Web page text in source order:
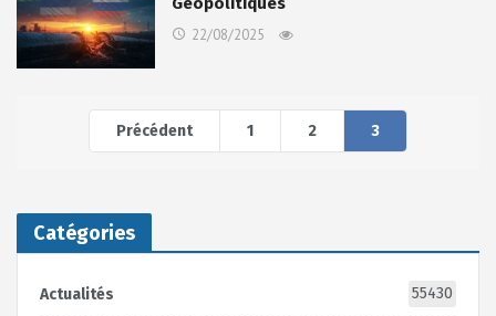
22/08/2025
Précédent 1 2 3
Catégories
Actualités 55430